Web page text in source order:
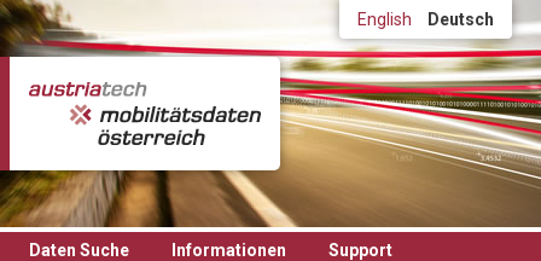
Direkt zum Inhalt English Deutsch
Daten Suche Informationen
Support